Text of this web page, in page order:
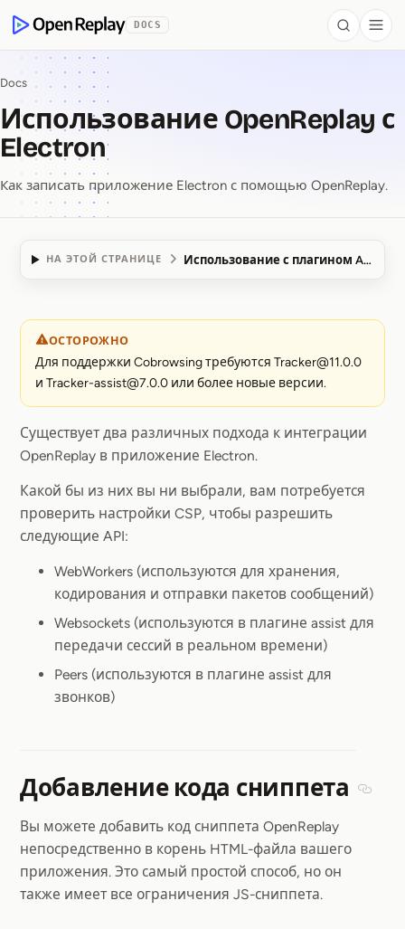
OpenReplay
DOCS Search
Docs
Использование OpenReplay с
Electron
Как записать приложение Electron с помощью OpenReplay.
НА ЭТОЙ СТРАНИЦЕ Использование с плагином Assist
Использование
ОСТОРОЖНО
Для поддержки Cobrowsing требуются Tracker@11.0.0
и Tracker-assist@7.0.0 или более новые версии.
Существует два различных подхода к интеграции
OpenReplay в приложение Electron.
Какой бы из них вы ни выбрали, вам потребуется
проверить настройки CSP, чтобы разрешить
следующие API:
WebWorkers (используются для хранения,
кодирования и отправки пакетов сообщений)
Websockets (используются в плагине assist для
передачи сессий в реальном времени)
Peers (используются в плагине assist для
звонков)
Добавление кода сниппета
Вы можете добавить код сниппета OpenReplay
непосредственно в корень HTML-файла вашего
приложения. Это самый простой способ, но он
также имеет все ограничения JS-сниппета.